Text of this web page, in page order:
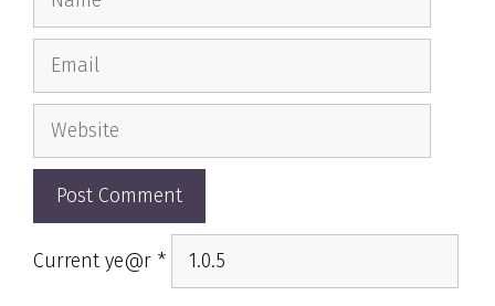
Email
Website
Current ye@r *